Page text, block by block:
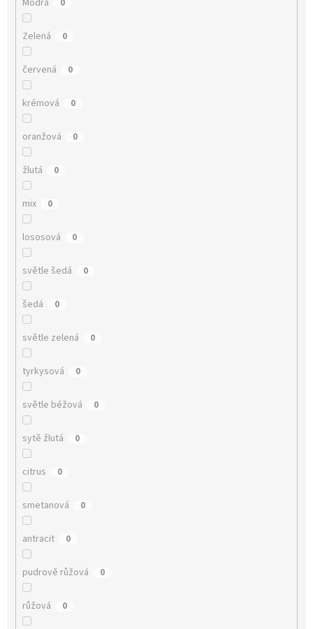
0
Zelená 0
červená 0
krémová 0
oranžová 0
žlutá 0
mix 0
lososová 0
světle šedá 0
šedá 0
světle zelená 0
tyrkysová 0
světle béžová 0
sytě žlutá 0
citrus 0
smetanová 0
antracit 0
pudrově růžová 0
růžová 0